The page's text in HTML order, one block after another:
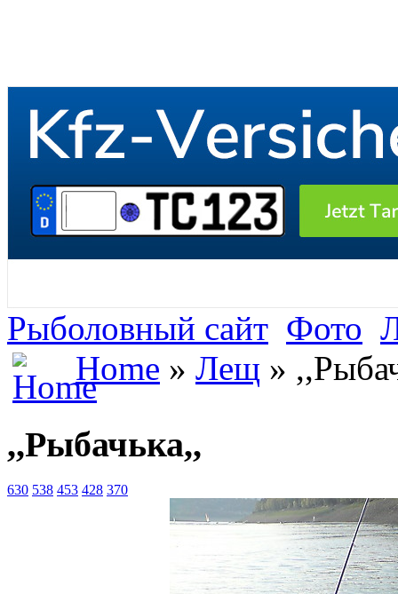
Рыболовный сайт Фото
Home » Лещ »
,,Рыбачька,,
630 538 453 428 370